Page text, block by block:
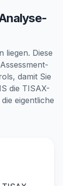
liegen. Diese
damit Sie
die TISAX-
eigentliche